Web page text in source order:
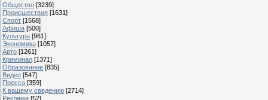
Общество [3239]
Происшествия [1631]
Спорт [1568]
Афиша [500]
Культура [961]
Экономика [1057]
Авто [1261]
Криминал [1371]
Образование [835]
Видео [547]
Пресса [359]
К вашему сведению [2714]
Реклама [52]